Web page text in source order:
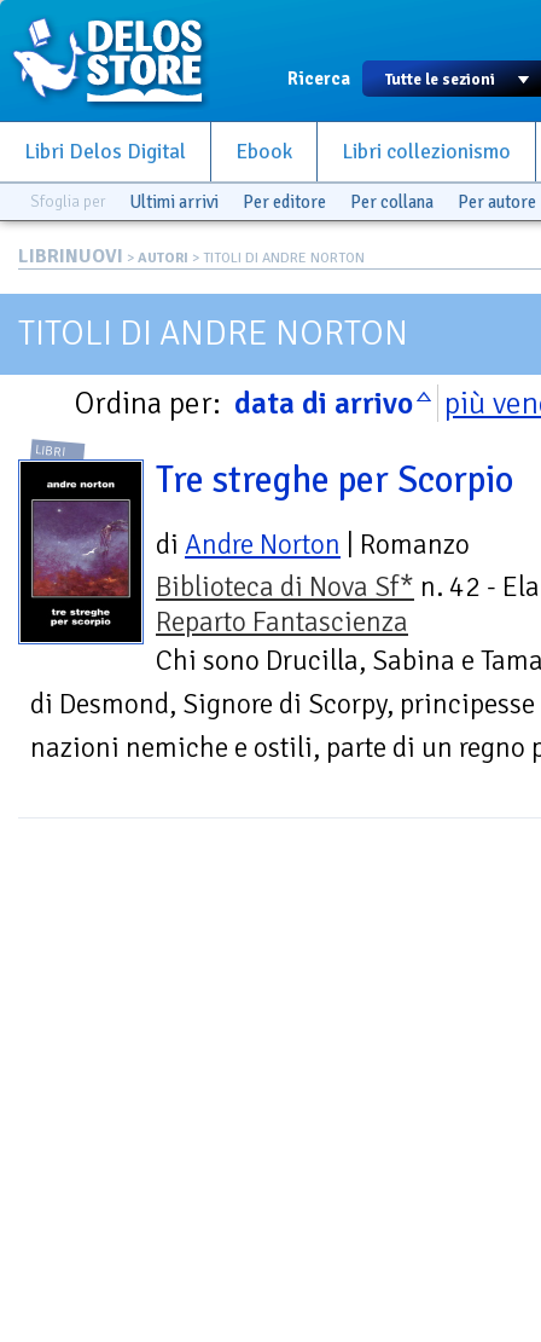
Ricerca
Libri Delos Digital Ebook Libri collezionismo
Sfoglia per Ultimi arrivi Per editore Per collana Per autore
LIBRINUOVI > AUTORI > TITOLI DI ANDRE NORTON
TITOLI DI ANDRE NORTON
Ordina per: data di arrivo più
LIBRI
Tre streghe per Scorpio
di Andre Norton | Romanzo
Biblioteca di Nova Sf* n. 42 -
Reparto Fantascienza
Chi sono Drucilla, Sabina e
di Desmond, Signore di Scorpy,
nazioni nemiche e ostili, parte di un regno